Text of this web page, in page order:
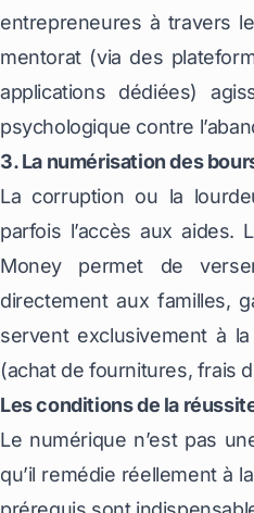
entrepreneures à travers
mentorat (via des
applications dédiées)
psychologique contre
3. La numérisation des
La corruption ou la
parfois l’accès aux aides.
Money permet de
directement aux familles,
servent exclusivement à
(achat de fournitures, frais
Les conditions de la
Le numérique n’est pas
qu’il remédie réellement à